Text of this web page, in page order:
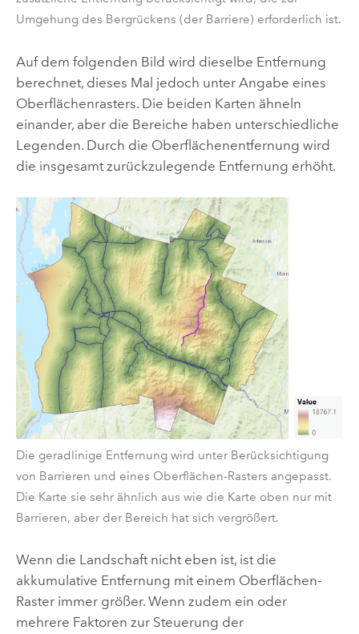
Umgehung des Bergrückens (der Barriere) erforderlich ist.
Auf dem folgenden Bild wird dieselbe Entfernung
berechnet, dieses Mal jedoch unter Angabe eines
Oberflächenrasters. Die beiden Karten ähneln
einander, aber die Bereiche haben unterschiedliche
Legenden. Durch die Oberflächenentfernung wird
die insgesamt zurückzulegende Entfernung erhöht.
Die geradlinige Entfernung wird unter Berücksichtigung
von Barrieren und eines Oberflächen-Rasters angepasst.
Die Karte sie sehr ähnlich aus wie die Karte oben nur mit
Barrieren, aber der Bereich hat sich vergrößert.
Wenn die Landschaft nicht eben ist, ist die
akkumulative Entfernung mit einem Oberflächen-
Raster immer größer. Wenn zudem ein oder
mehrere Faktoren zur Steuerung der